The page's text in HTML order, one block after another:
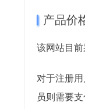
产品价
该网站目
对于注册
员则需要